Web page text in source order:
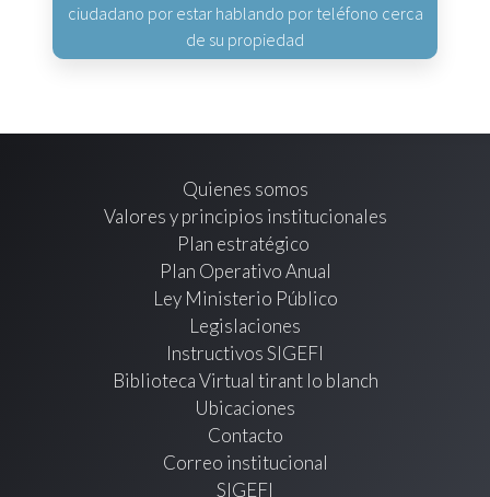
ciudadano por estar hablando por teléfono cerca
de su propiedad
Quienes somos
Valores y principios institucionales
Plan estratégico
Plan Operativo Anual
Ley Ministerio Público
Legislaciones
Instructivos SIGEFI
Biblioteca Virtual tirant lo blanch
Ubicaciones
Contacto
Correo institucional
SIGEFI